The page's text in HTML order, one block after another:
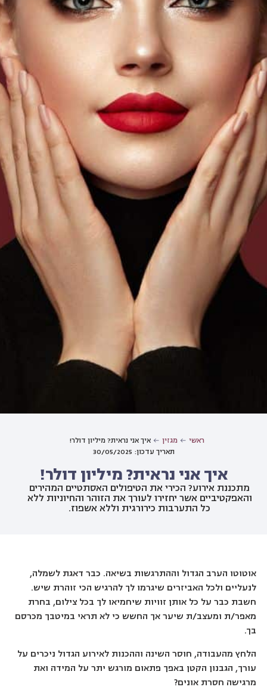
ראשי מגזין
איך אני נראית? מיליון דולר!
תאריך עדכון: 30/05/2025
איך אני נראית? מיליון דולר!
מתכננת אירוע? הכירי את הטיפולים האסתטיים המהירים
והאפקטיביים אשר יחזירו לעורך את הזוהר והחיוניות ללא
כל התערבות כירורגית וללא אשפוז.
אוטוטו הערב הגדול וההתרגשות בשיאה. כבר דאגת לשמלה,
לנעליים ולכל האביזרים שיגרמו לך להרגיש הכי זוהרת שיש.
חשבת כבר על כל אותן זוויות שיחמיאו לך בכל צילום, בחרת
מאפר/ת ומעצב/ת שיער אך החשש כי לא תראי במיטבך מכרסם
בך.
הלחץ מהעבודה, חוסר השינה וההכנות לאירוע הגדול ניכרים על
עורך, הגבנון הקטן באפך פתאום מורגש יתר על המידה ואת
מרגישה חסרת אונים?